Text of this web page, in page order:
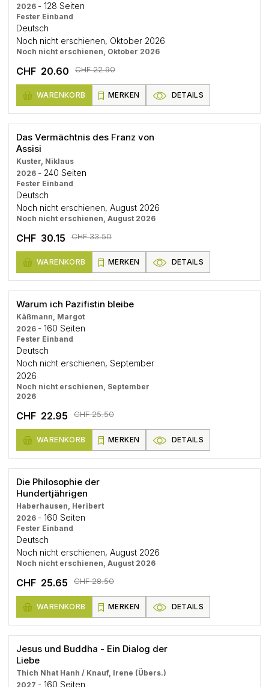
2026 - 128 Seiten
Fester Einband
Deutsch
Noch nicht erschienen, Oktober 2026
Noch nicht erschienen, Oktober 2026
CHF 20.60 CHF 22.90
WARENKORB MERKEN DETAILS
Das Vermächtnis des Franz von
Assisi
Kuster, Niklaus
2026 - 240 Seiten
Fester Einband
Deutsch
Noch nicht erschienen, August 2026
Noch nicht erschienen, August 2026
CHF 30.15 CHF 33.50
WARENKORB MERKEN DETAILS
Warum ich Pazifistin bleibe
Käßmann, Margot
2026 - 160 Seiten
Fester Einband
Deutsch
Noch nicht erschienen, September
2026
Noch nicht erschienen, September
2026
CHF 22.95 CHF 25.50
WARENKORB MERKEN DETAILS
Die Philosophie der
Hundertjährigen
Haberhausen, Heribert
2026 - 160 Seiten
Fester Einband
Deutsch
Noch nicht erschienen, August 2026
Noch nicht erschienen, August 2026
CHF 25.65 CHF 28.50
WARENKORB MERKEN DETAILS
Jesus und Buddha - Ein Dialog der
Liebe
Thich Nhat Hanh / Knauf, Irene (Übers.)
2027 - 160 Seiten